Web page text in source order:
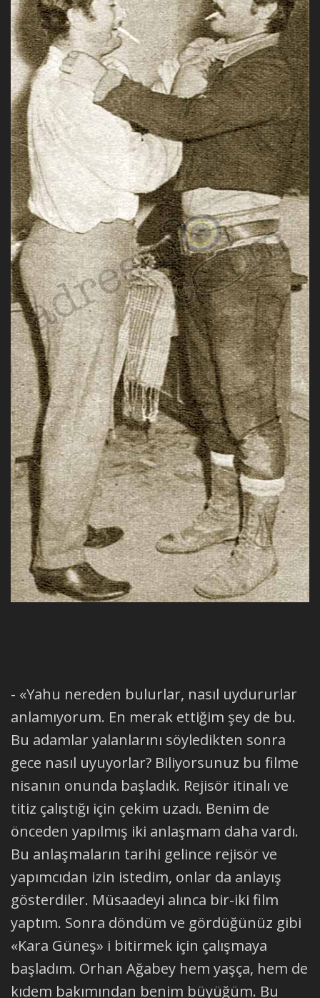
- «Yahu nereden bulurlar, nasıl uydururlar
anlamıyorum. En merak ettiğim şey de bu.
Bu adamlar yalanlarını söyledikten sonra
gece nasıl uyuyorlar? Biliyorsunuz bu filme
nisanın onunda başladık. Rejisör itinalı ve
titiz çalıştığı için çekim uzadı. Benim de
önceden yapılmış iki anlaşmam daha vardı.
Bu anlaşmaların tarihi gelince rejisör ve
yapımcıdan izin istedim, onlar da anlayış
gösterdiler. Müsaadeyi alınca bir-iki film
yaptım. Sonra döndüm ve gördüğünüz gibi
«Kara Güneş» i bitirmek için çalışmaya
başladım. Orhan Ağabey hem yaşça, hem de
kıdem bakımından benim büyüğüm. Bu